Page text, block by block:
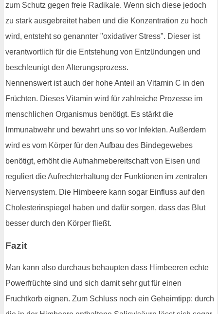
zum Schutz gegen freie Radikale. Wenn sich diese jedoch
zu stark ausgebreitet haben und die Konzentration zu hoch
wird, entsteht so genannter "oxidativer Stress". Dieser ist
verantwortlich für die Entstehung von Entzündungen und
beschleunigt den Alterungsprozess.
Nennenswert ist auch der hohe Anteil an Vitamin C in den
Früchten. Dieses Vitamin wird für zahlreiche Prozesse im
menschlichen Organismus benötigt. Es stärkt die
Immunabwehr und bewahrt uns so vor Infekten. Außerdem
wird es vom Körper für den Aufbau des Bindegewebes
benötigt, erhöht die Aufnahmebereitschaft von Eisen und
reguliert die Aufrechterhaltung der Funktionen im zentralen
Nervensystem. Die Himbeere kann sogar Einfluss auf den
Cholesterinspiegel haben und dafür sorgen, dass das Blut
besser durch den Körper fließt.
Fazit
Man kann also durchaus behaupten dass Himbeeren echte
Powerfrüchte sind und sich damit sehr gut für einen
Fruchtkorb eignen. Zum Schluss noch ein Geheimtipp: durch